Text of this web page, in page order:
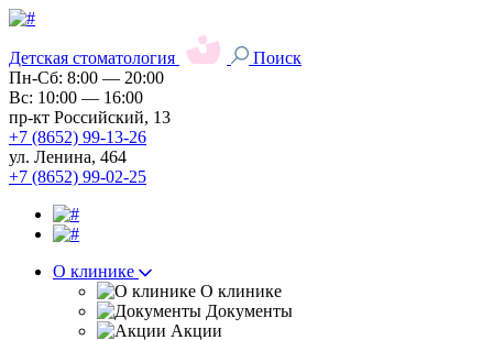
Детская стоматология
Поиск
Пн-Сб: 8:00 — 20:00
Вс: 10:00 — 16:00
пр-кт Российский, 13
+7 (8652) 99-13-26
ул. Ленина, 464
+7 (8652) 99-02-25
О клинике
О клинике
Документы
Акции